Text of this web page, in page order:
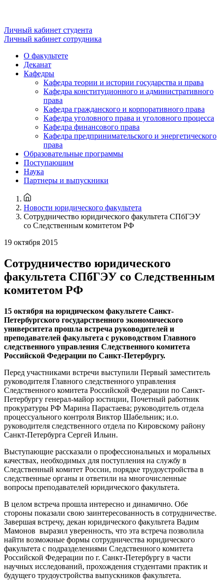
Личный кабинет студента
Личный кабинет сотрудника
О факультете
Деканат
Кафедры
Кафедра теории и истории государства и права
Кафедра конституционного и административного
права
Кафедра гражданского и корпоративного права
Кафедра уголовного права и уголовного процесса
Кафедра финансового права
Кафедра предпринимательского и энергетического
права
Образовательные программы
Поступающим
Наука
Партнеры и выпускники
Новости юридического факультета
Сотрудничество юридического факультета СПбГЭУ
со Следственным комитетом РФ
19 октября 2015
Сотрудничество юридического
факультета СПбГЭУ со Следственным
комитетом РФ
15 октября на юридическом факультете Санкт-
Петербургского государственного экономического
университета прошла встреча руководителей и
преподавателей факультета с руководством Главного
следственного управления Следственного комитета
Российской Федерации по Санкт-Петербургу.
Перед участниками встречи выступили Первый заместитель
руководителя Главного следственного управления
Следственного комитета Российской Федерации по Санкт-
Петербургу генерал-майор юстиции, Почетный работник
прокуратуры РФ Марина Парастаева; руководитель отдела
процессуального контроля Виктор Шабельник; и.о.
руководителя следственного отдела по Кировскому району
Санкт-Петербурга Сергей Ильин.
Выступающие рассказали о профессиональных и моральных
качествах, необходимых для поступления на службу в
Следственный комитет России, порядке трудоустройства в
следственные органы и ответили на многочисленные
вопросы преподавателей юридического факультета.
В целом встреча прошла интересно и динамично. Обе
стороны показали свою заинтересованность в сотрудничестве.
Завершая встречу, декан юридического факультета Вадим
Мамонов выразил уверенность, что эта встреча позволила
найти возможные формы сотрудничества юридического
факультета с подразделениями Следственного комитета
Российской Федерации по г. Санкт-Петербургу в части
научных исследований, прохождения студентами практик и
будущего трудоустройства выпускников факультета.